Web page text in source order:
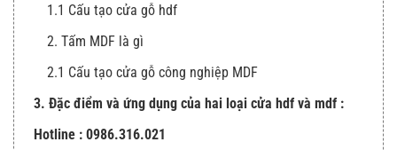
1.1 Cấu tạo cửa gỗ hdf
2. Tấm MDF là gì
2.1 Cấu tạo cửa gỗ công nghiệp MDF
3. Đặc điểm và ứng dụng của hai loại cửa hdf và mdf :
Hotline : 0986.316.021